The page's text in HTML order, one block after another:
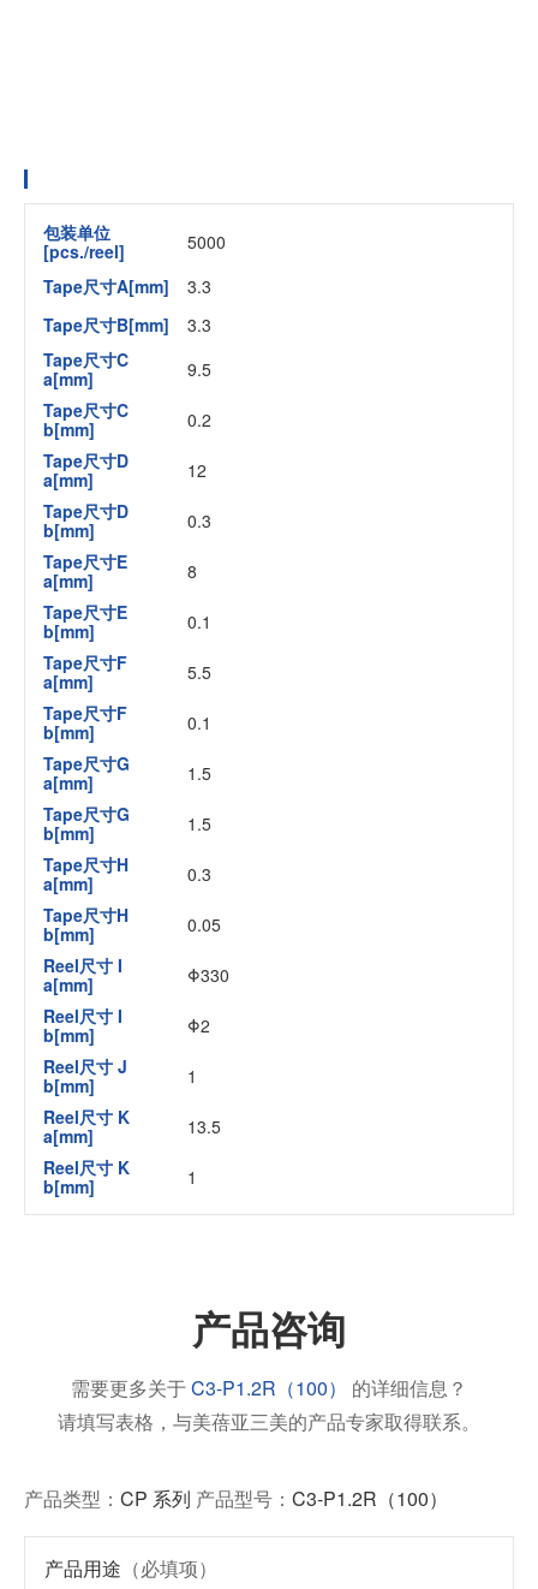
包装单位
[pcs./reel]
5000
Tape尺寸A[mm]
3.3
Tape尺寸B[mm]
3.3
Tape尺寸C
a[mm]
9.5
Tape尺寸C
b[mm]
0.2
Tape尺寸D
a[mm]
12
Tape尺寸D
b[mm]
0.3
Tape尺寸E
a[mm]
8
Tape尺寸E
b[mm]
0.1
Tape尺寸F
a[mm]
5.5
Tape尺寸F
b[mm]
0.1
Tape尺寸G
a[mm]
1.5
Tape尺寸G
b[mm]
1.5
Tape尺寸H
a[mm]
0.3
Tape尺寸H
b[mm]
0.05
Reel尺寸 I
a[mm]
Φ330
Reel尺寸 I
b[mm]
Φ2
Reel尺寸 J
b[mm]
1
Reel尺寸 K
a[mm]
13.5
Reel尺寸 K
b[mm]
1
产品咨询
需要更多关于C3-P1.2R（100）
的详细信息？
请填写表格，与美蓓亚三美的产品专家取得联系。
产品类型： CP 系列 产品型号： C3-P1.2R（100）
产品用途 （必填项）